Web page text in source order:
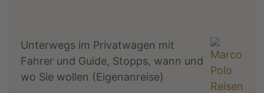
Unterwegs im Privatwagen mit
Fahrer und Guide, Stopps, wann und
wo Sie wollen (Eigenanreise)